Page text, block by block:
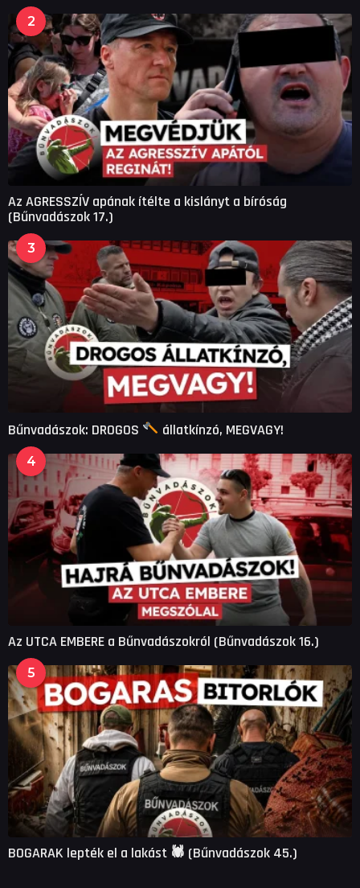
2
Az AGRESSZÍV apának ítélte a kislányt a bíróság
(Bűnvadászok 17.)
3
Bűnvadászok: DROGOS állatkínzó, MEGVAGY!
4
Az UTCA EMBERE a Bűnvadászokról (Bűnvadászok 16.)
5
BOGARAK lepték el a lakást 🕷 (Bűnvadászok 45.)